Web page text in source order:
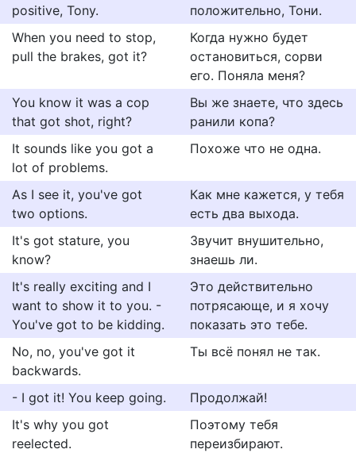
positive, Tony.
положительно, Тони.
When you need to stop,
pull the brakes, got it?
Когда нужно будет
остановиться, сорви
его. Поняла меня?
You know it was a cop
that got shot, right?
Вы же знаете, что здесь
ранили копа?
It sounds like you got a
lot of problems.
Похоже что не одна.
As I see it, you've got
two options.
Как мне кажется, у тебя
есть два выхода.
It's got stature, you
know?
Звучит внушительно,
знаешь ли.
It's really exciting and I
want to show it to you. -
You've got to be kidding.
Это действительно
потрясающе, и я хочу
показать это тебе.
No, no, you've got it
backwards.
Ты всё понял не так.
- I got it! You keep going.
Продолжай!
It's why you got
reelected.
Поэтому тебя
переизбирают.